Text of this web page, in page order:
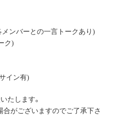
メンバーとの一言トークあり)
ク)
イン有)
たします。
がございますのでご了承下さ